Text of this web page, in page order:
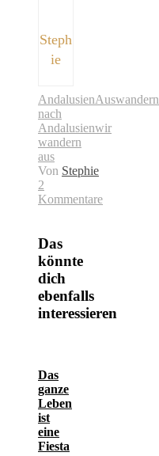
Steph
ie
AndalusienAuswandern
nach
Andalusienwir
wandern
aus
Von Stephie
2
Kommentare
Das
könnte
dich
ebenfalls
interessieren
Das
ganze
Leben
ist
eine
Fiesta